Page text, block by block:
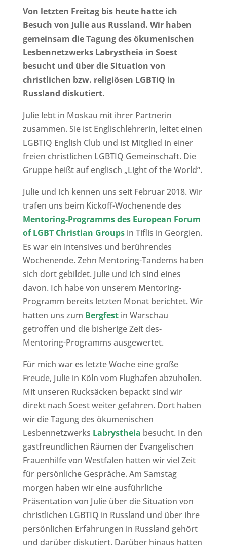
Von letzten Freitag bis heute hatte ich
Besuch von Julie aus Russland. Wir haben
gemeinsam die Tagung des ökumenischen
Lesbennetzwerks Labrystheia in Soest
besucht und über die Situation von
christlichen bzw. religiösen LGBTIQ in
Russland diskutiert.
Julie lebt in Moskau mit ihrer Partnerin
zusammen. Sie ist Englischlehrerin, leitet einen
LGBTIQ English Club und ist Mitglied in einer
freien christlichen LGBTIQ Gemeinschaft. Die
Gruppe heißt auf englisch „Light of the World“.
Julie und ich kennen uns seit Februar 2018. Wir
trafen uns beim Kickoff-Wochenende des
Mentoring-Programms des European Forum
of LGBT Christian Groupsin Tiflis in Georgien.
Es war ein intensives und berührendes
Wochenende. Zehn Mentoring-Tandems haben
sich dort gebildet. Julie und ich sind eines
davon. Ich habe von unserem Mentoring-
Programm bereits letzten Monat berichtet. Wir
hatten uns zum Bergfestin Warschau
getroffen und die bisherige Zeit des-
Mentoring-Programms ausgewertet.
Für mich war es letzte Woche eine große
Freude, Julie in Köln vom Flughafen abzuholen.
Mit unseren Rucksäcken bepackt sind wir
direkt nach Soest weiter gefahren. Dort haben
wir die Tagung des ökumenischen
Lesbennetzwerks Labrystheia besucht. In den
gastfreundlichen Räumen der Evangelischen
Frauenhilfe von Westfalen hatten wir viel Zeit
für persönliche Gespräche. Am Samstag
morgen haben wir eine ausführliche
Präsentation von Julie über die Situation von
christlichen LGBTIQ in Russland und über ihre
persönlichen Erfahrungen in Russland gehört
und darüber diskutiert. Darüber hinaus hatten